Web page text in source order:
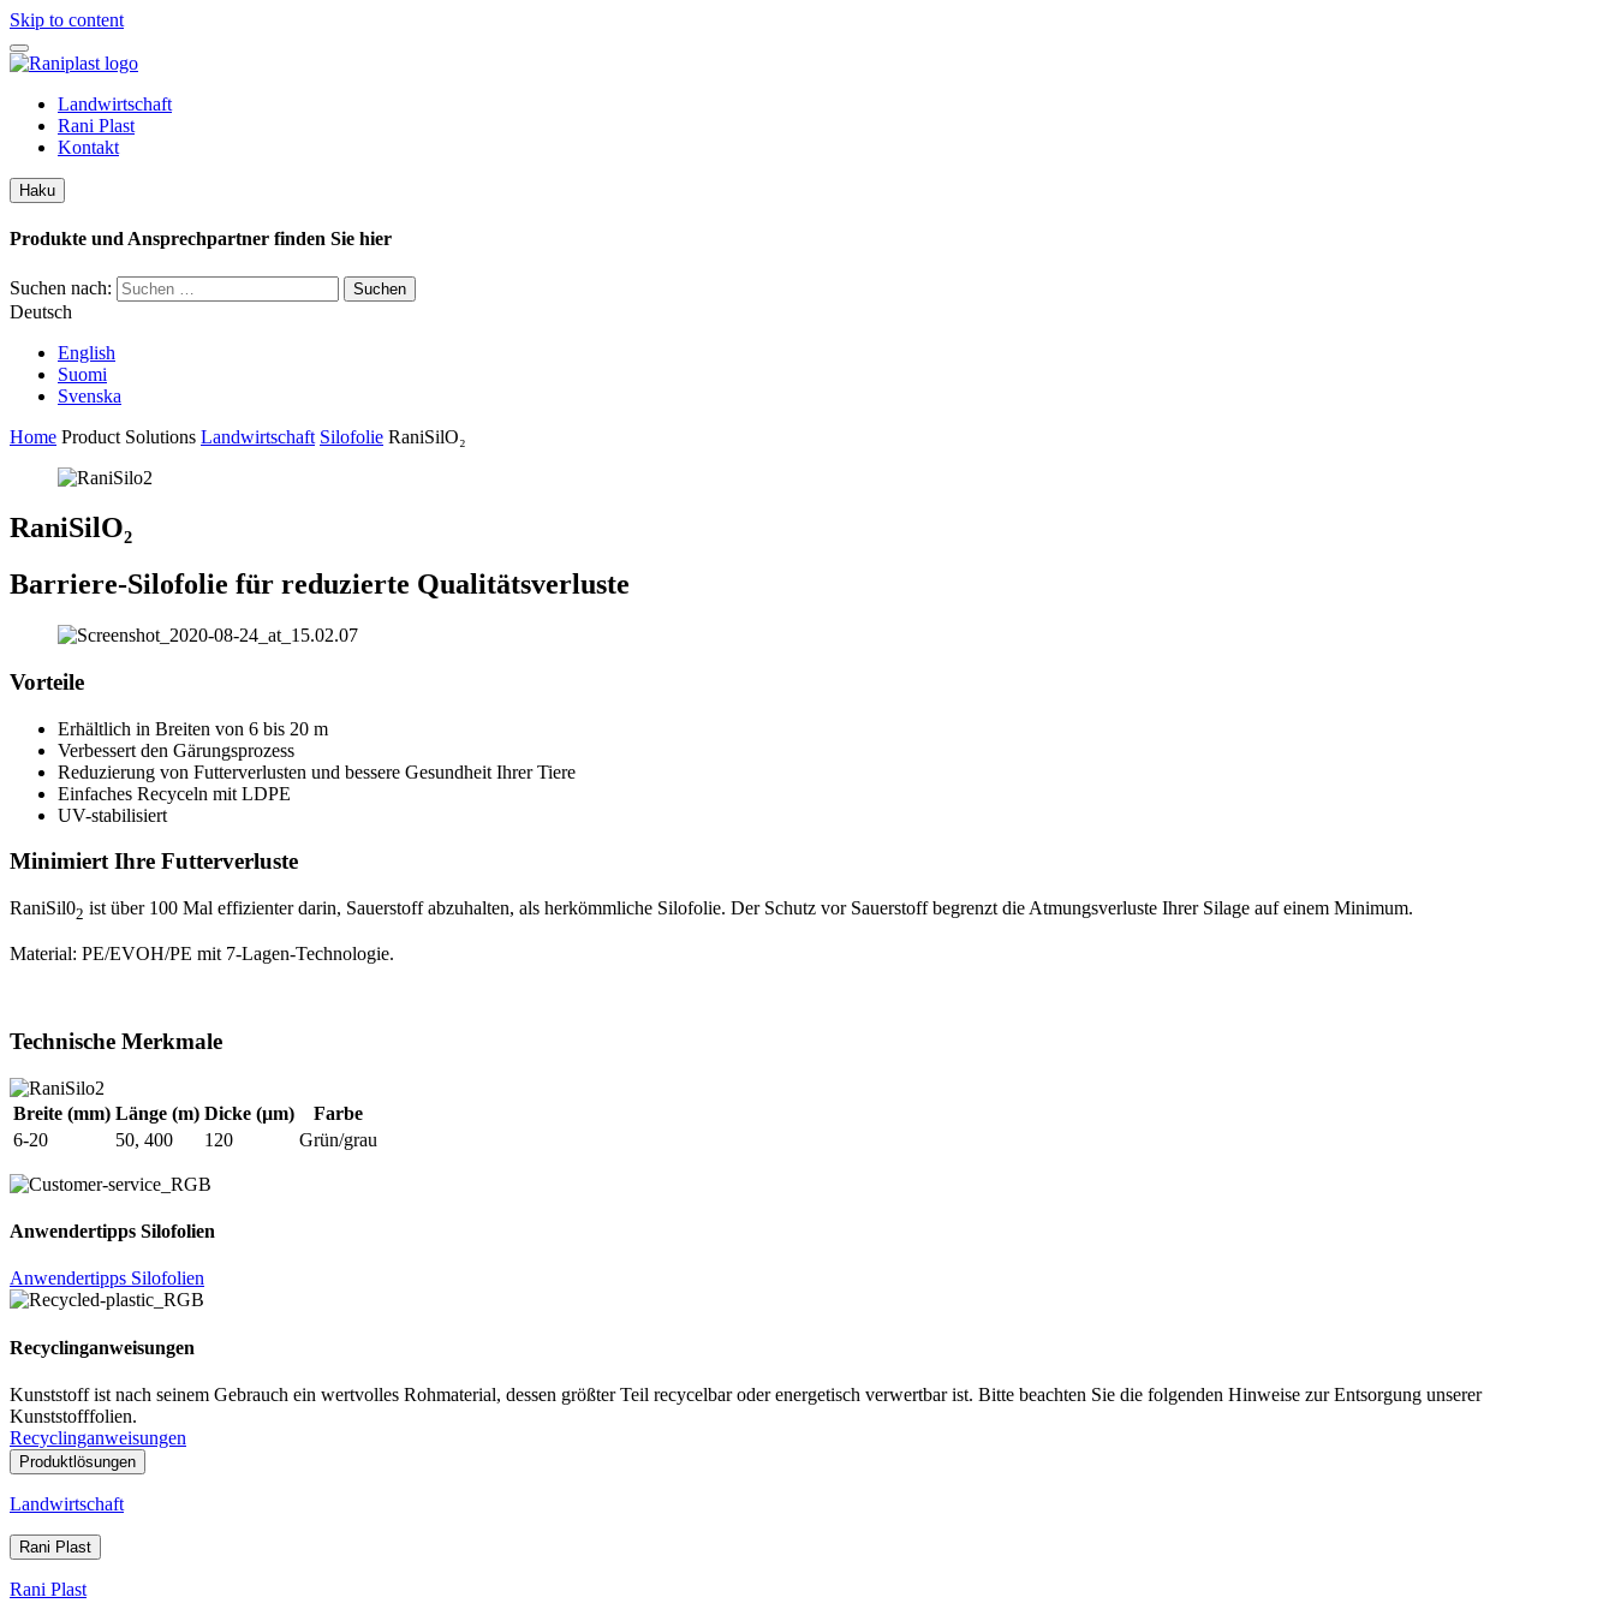
Skip to content
Landwirtschaft
Rani Plast
Kontakt
Haku
Produkte und Ansprechpartner finden Sie hier
Suchen nach:
Deutsch
English
Suomi
Svenska
Home Product Solutions Landwirtschaft Silofolie RaniSilO₂
RaniSilO₂
Barriere-Silofolie für reduzierte Qualitätsverluste
Vorteile
Erhältlich in Breiten von 6 bis 20 m
Verbessert den Gärungsprozess
Reduzierung von Futterverlusten und bessere Gesundheit Ihrer Tiere
Einfaches Recyceln mit LDPE
UV-stabilisiert
Minimiert Ihre Futterverluste
RaniSil02 ist über 100 Mal effizienter darin, Sauerstoff abzuhalten, als herkömmliche Silofolie. Der Schutz vor Sauerstoff begrenzt die Atmungsverluste Ihrer Silage auf einem Minimum.
Material: PE/EVOH/PE mit 7-Lagen-Technologie.
Technische Merkmale
Breite (mm) Länge (m) Dicke (µm)
Farbe
6-20
50, 400 120 Grün/grau
Anwendertipps Silofolien
Anwendertipps Silofolien
Recyclinganweisungen
Kunststoff ist nach seinem Gebrauch ein wertvolles Rohmaterial, dessen größter Teil recycelbar oder energetisch verwertbar ist. Bitte beachten Sie die folgenden Hinweise zur Entsorgung unserer
Kunststofffolien.
Recyclinganweisungen
Produktlösungen
Landwirtschaft
Rani Plast
Rani Plast